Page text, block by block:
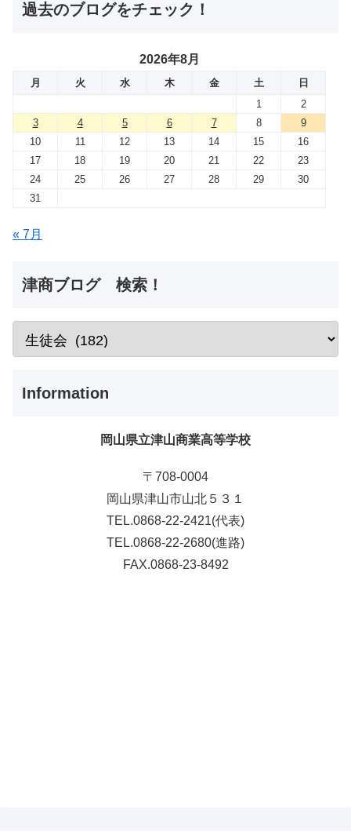
過去のブログをチェック！
2026年8月
月 火 水 木 金 土
日
1
2
3
4 5 6 7 8
9
10
11 12 13 14 15
16
17
18 19 20 21 22
23
24
25 26 27 28 29
30
31
« 7月
津商ブログ 検索！
Information
岡山県立津山商業高等学校
〒708-0004
岡山県津山市山北５３１
TEL.0868-22-2421(代表)
TEL.0868-22-2680(進路)
FAX.0868-23-8492